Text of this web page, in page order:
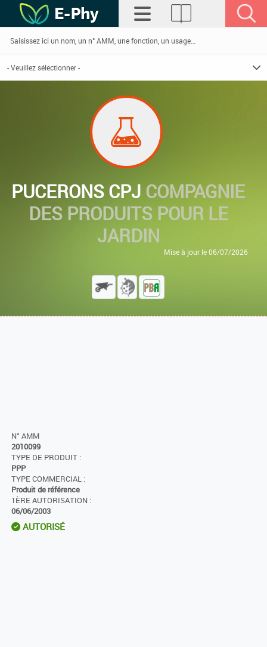
PUCERONS CPJ COMPAGNIE
DES PRODUITS POUR LE
JARDIN
Mise à jour le 06/07/2026
N° AMM
2010099
TYPE DE PRODUIT :
PPP
TYPE COMMERCIAL :
Produit de référence
1ÈRE AUTORISATION :
06/06/2003
AUTORISÉ